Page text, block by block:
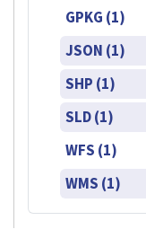
GPKG (1)
JSON (1)
SHP (1)
SLD (1)
WFS (1)
WMS (1)